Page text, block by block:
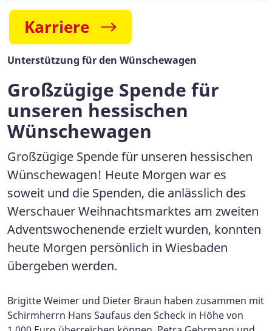
Karriere
Unterstützung für den Wünschewagen
Großzügige Spende für
unseren hessischen
Wünschewagen
Großzügige Spende für unseren hessischen
Wünschewagen! Heute Morgen war es
soweit und die Spenden, die anlässlich des
Werschauer Weihnachtsmarktes am zweiten
Adventswochenende erzielt wurden, konnten
heute Morgen persönlich in Wiesbaden
übergeben werden.
Brigitte Weimer und Dieter Braun haben zusammen mit
Schirmherrn Hans Saufaus den Scheck in Höhe von